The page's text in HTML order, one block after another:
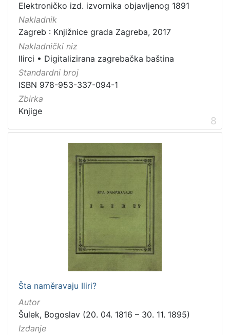
Elektroničko izd. izvornika objavljenog 1891
Nakladnik
Zagreb : Knjižnice grada Zagreba, 2017
Nakladnički niz
Ilirci • Digitalizirana zagrebačka baština
Standardni broj
ISBN 978-953-337-094-1
Zbirka
Knjige
8
Šta naměravaju Iliri?
Autor
Šulek, Bogoslav (20. 04. 1816 – 30. 11. 1895)
Izdanje